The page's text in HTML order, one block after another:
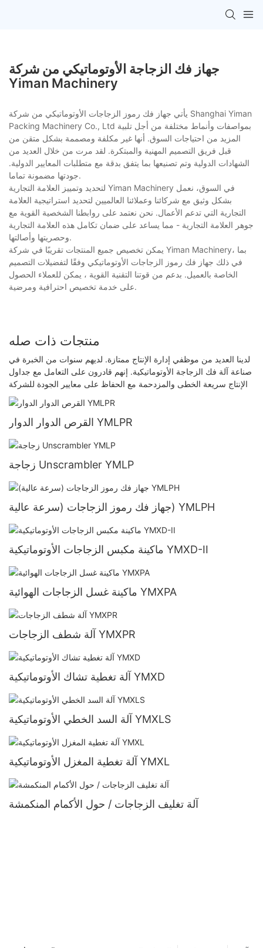
جهاز فك الزجاجة الأوتوماتيكي من شركة
Yiman Machinery
يأتي جهاز فك رموز الزجاجات الأوتوماتيكي من شركة Shanghai Yiman
Packing Machinery Co., Ltd بمواصفات وأنماط مختلفة من أجل تلبية
المزيد من احتياجات السوق. أنها غير مكلفة ومصممة بشكل متقن من
قبل فريق التصميم المهنية والمبتكرة. لقد مرت من خلال العديد من
الشهادات الدولية وتم تصنيعها بما يتفق بدقة مع متطلبات المعايير الدولية.
جودتها مضمونة تماما.
لتحديد وتمييز العلامة التجارية Yiman Machinery في السوق، نعمل
بشكل وثيق مع شركائنا وعملائنا العالميين لتحديد استراتيجية العلامة
التجارية التي تدعم الأعمال. نحن نعتمد على روابطنا الشخصية القوية مع
جوهر العلامة التجارية - مما يساعد على ضمان تكامل هذه العلامة التجارية
وحصريتها وأصالتها.
يمكن تخصيص جميع المنتجات تقريبًا في شركة Yiman Machinery، بما
في ذلك جهاز فك رموز الزجاجات الأوتوماتيكي وفقًا لتفضيلات التصميم
الخاصة بالعميل. بدعم من قوتنا التقنية القوية ، يمكن للعملاء الحصول
على خدمة تخصيص احترافية ومرضية.
منتجات ذات صله
لدينا العديد من موظفي إدارة الإنتاج ممتازة. لديهم سنوات من الخبرة في
صناعة آلة فك الزجاجة الأوتوماتيكية. إنهم قادرون على التعامل مع جداول
الإنتاج سريعة الخطى والمزدحمة مع الحفاظ على معايير الجودة للشركة
القرص الدوار الدوار YMLPR
زجاجة Unscrambler YMLP
جهاز فك رموز الزجاجات (سرعة عالية) YMLPH
ماكينة مكبس الزجاجات الأوتوماتيكية YMXD-II
ماكينة غسل الزجاجات الهوائية YMXPA
آلة شطف الزجاجات YMXPR
آلة تغطية تشاك الأوتوماتيكية YMXD
آلة السد الخطي الأوتوماتيكية YMXLS
آلة تغطية المغزل الأوتوماتيكية YMXL
آلة تغليف الزجاجات / حول الأكمام المنكمشة